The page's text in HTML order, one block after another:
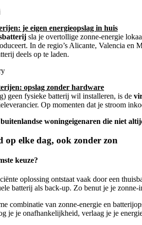
je eigen energieopslag in huis
sla je overtollige zonne-energie
In de regio’s Alicante, Valencia en
deels op te laden.
opslag zonder hardware
geen fysieke batterij wil installeren, is de
Op momenten dat je stroom
woningeigenaren die niet
op elke dag, ook zonder zon
keuze?
oplossing ontstaat vaak door een
batterij als back-up. Zo benut je je
combinatie van zonne-energie en
je je onafhankelijkheid, verlaag je je